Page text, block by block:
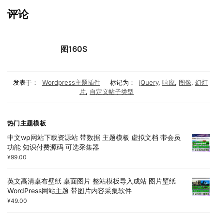
评论
图160S
发表于： Wordpress主题插件 标记为： jQuery, 响应, 图像, 幻灯
片, 自定义帖子类型
热门主题模板
中文wp网站下载资源站 带数据 主题模板 虚拟文档 带会员
功能 知识付费源码 可选采集器
¥99.00
英文高清桌布壁纸 桌面图片 整站模板导入成站 图片壁纸
WordPress网站主题 带图片内容采集软件
¥49.00